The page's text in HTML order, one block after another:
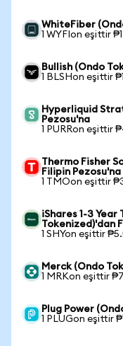
WhiteFiber
1 WYFIon eşittir
Bullish (Ondo
1 BLSHon eşittir
Hyperliquid
Pezosu'na
1 PURRon eşittir
Thermo Fisher
Filipin Pezosu'na
1 TMOon eşittir
iShares 1-3 Year
Tokenized)'dan
1 SHYon eşittir
Merck (Ondo
1 MRKon eşittir
Plug Power
1 PLUGon eşittir